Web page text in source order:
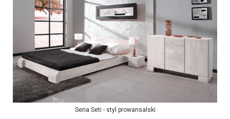
Seria Seti - styl prowansalski